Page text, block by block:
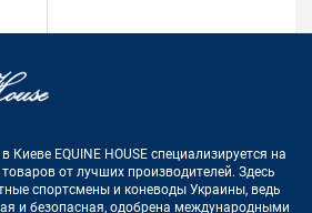
Киеве EQUINE HOUSE специализируется на
от лучших производителей. Здесь
спортсмены и коневоды Украины, ведь
и безопасная, одобрена международными